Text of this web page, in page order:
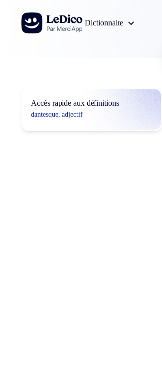
Aller au contenu
Dictionnaire
Accès rapide aux définitions
dantesque, adjectif